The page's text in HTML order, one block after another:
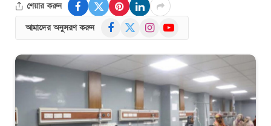
শেয়ার করুন
আমাদের অনুসরণ করুন Facebook InstagramYouTube